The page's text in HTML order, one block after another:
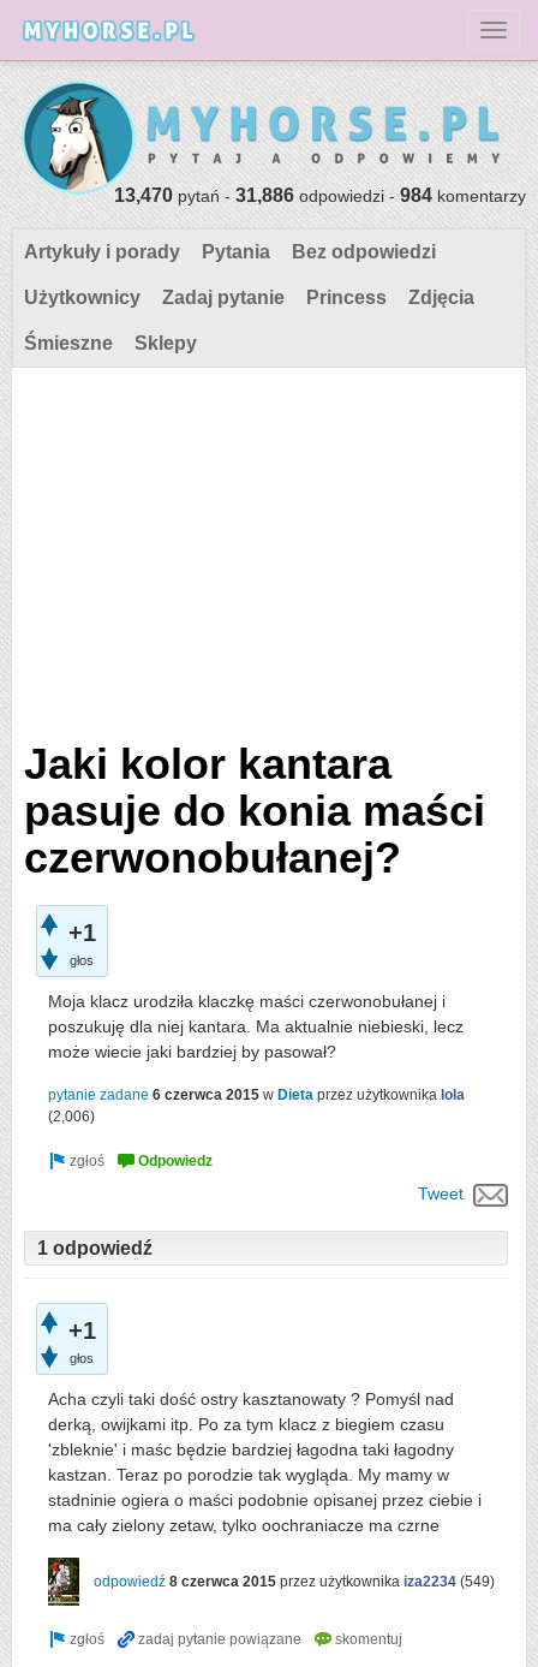
13,470pytań -31,886odpowiedzi -984komentarzy
Artykuły i porady Pytania Bez odpowiedzi
Użytkownicy Zadaj pytanie Princess Zdjęcia
Śmieszne Sklepy
Jaki kolor kantara
pasuje do konia maści
czerwonobułanej?
+1
głos
Moja klacz urodziła klaczkę maści czerwonobułanej i
poszukuję dla niej kantara. Ma aktualnie niebieski, lecz
może wiecie jaki bardziej by pasował?
pytanie zadane 6 czerwca 2015 w Dieta przez użytkownika lola
(2,006)
Tweet
1 odpowiedź
+1
głos
Acha czyli taki dość ostry kasztanowaty ? Pomyśl nad
derką, owijkami itp. Po za tym klacz z biegiem czasu
'zbleknie' i maśc będzie bardziej łagodna taki łagodny
kastzan. Teraz po porodzie tak wygląda. My mamy w
stadninie ogiera o maści podobnie opisanej przez ciebie i
ma cały zielony zetaw, tylko oochraniacze ma czrne
odpowiedź 8 czerwca 2015 przez użytkownika iza2234 (549)